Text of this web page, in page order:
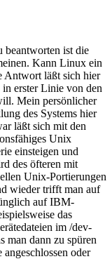
ist die
Kann Linux ein
Antwort läßt sich hier
erster Linie von den
Mein persönlicher
des Systems hier
läßt sich mit den
Unix
einsteigen und
des öfteren mit
Unix-Portierungen
wieder trifft man auf
auf IBM-
das
im /dev-
man dann zu spüren
oder